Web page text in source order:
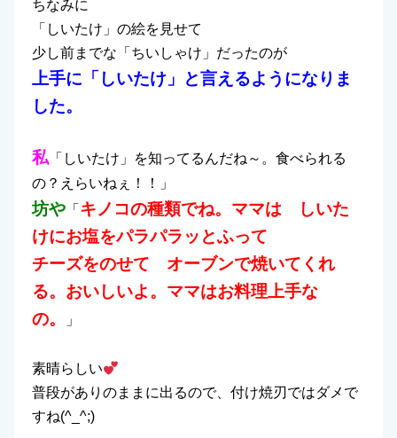
ちなみに
「しいたけ」の絵を見せて
少し前までな「ちいしゃけ」だったのが
上手に「しいたけ」と言えるようになりま
した。
私「しいたけ」を知ってるんだね～。食べられる
の？えらいねぇ！！」
坊や「 キノコの種類でね。ママは しいた
けにお塩をパラパラッとふって
チーズをのせて オーブンで焼いてくれ
る。おいしいよ。ママはお料理上手な
の。
」
素晴らしい
普段がありのままに出るので、付け焼刃ではダメで
すね(^_^;)